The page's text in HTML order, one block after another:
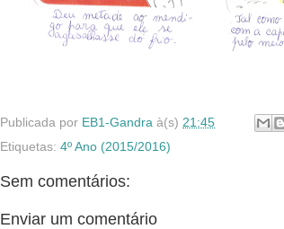
Publicada por EB1-Gandra à(s) 21:45
Etiquetas: 4º Ano (2015/2016)
Sem comentários:
Enviar um comentário